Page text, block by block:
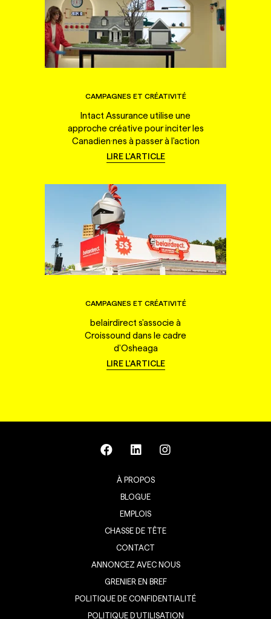
CAMPAGNES ET CRÉATIVITÉ
Intact Assurance utilise une
approche créative pour inciter les
Canadien·nes à passer à l'action
LIRE L'ARTICLE
CAMPAGNES ET CRÉATIVITÉ
belairdirect s'associe à
Croissound dans le cadre
d'Osheaga
LIRE L'ARTICLE
À PROPOS
BLOGUE
EMPLOIS
CHASSE DE TÊTE
CONTACT
ANNONCEZ AVEC NOUS
GRENIER EN BREF
POLITIQUE DE CONFIDENTIALITÉ
POLITIQUE D’UTILISATION